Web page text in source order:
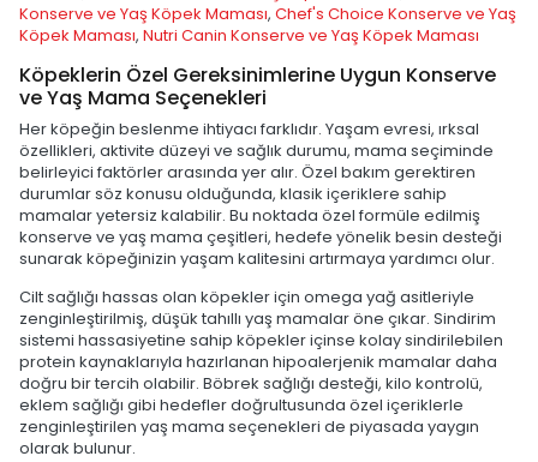
Konserve ve Yaş Köpek Maması, Chef's Choice Konserve ve Yaş
Köpek Maması, Nutri Canin Konserve ve Yaş Köpek Maması
Köpeklerin Özel Gereksinimlerine Uygun Konserve
ve Yaş Mama Seçenekleri
Her köpeğin beslenme ihtiyacı farklıdır. Yaşam evresi, ırksal
özellikleri, aktivite düzeyi ve sağlık durumu, mama seçiminde
belirleyici faktörler arasında yer alır. Özel bakım gerektiren
durumlar söz konusu olduğunda, klasik içeriklere sahip
mamalar yetersiz kalabilir. Bu noktada özel formüle edilmiş
konserve ve yaş mama çeşitleri, hedefe yönelik besin desteği
sunarak köpeğinizin yaşam kalitesini artırmaya yardımcı olur.
Cilt sağlığı hassas olan köpekler için omega yağ asitleriyle
zenginleştirilmiş, düşük tahıllı yaş mamalar öne çıkar. Sindirim
sistemi hassasiyetine sahip köpekler içinse kolay sindirilebilen
protein kaynaklarıyla hazırlanan hipoalerjenik mamalar daha
doğru bir tercih olabilir. Böbrek sağlığı desteği, kilo kontrolü,
eklem sağlığı gibi hedefler doğrultusunda özel içeriklerle
zenginleştirilen yaş mama seçenekleri de piyasada yaygın
olarak bulunur.